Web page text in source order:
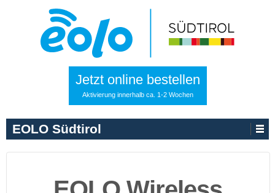
Jetzt online bestellen
Aktivierung innerhalb ca. 1-2 Wochen
EOLO Südtirol